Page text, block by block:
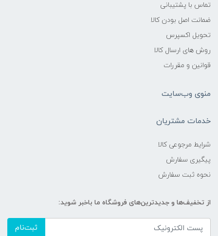
تماس با پشتیبانی
ضمانت اصل بودن کالا
تحویل اکسپرس
روش های ارسال کالا
قوانین و مقررات
منوی وب‌سایت
خدمات مشتریان
شرایط مرجوعی کالا
پیگیری سفارش
نحوه ثبت سفارش
از تخفیف‌ها و جدیدترین‌های فروشگاه ما باخبر شوید:
ثبت‌نام